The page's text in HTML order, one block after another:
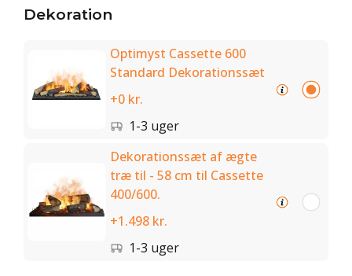
Dekoration
Optimyst Cassette 600
Standard Dekorationssæt
+0 kr.
1-3 uger
Dekorationssæt af ægte
træ til - 58 cm til Cassette
400/600.
+1.498 kr.
1-3 uger